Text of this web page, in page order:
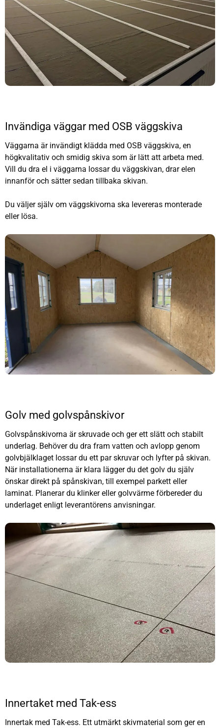
Invändiga väggar med OSB väggskiva
Väggarna är invändigt klädda med OSB väggskiva, en
högkvalitativ och smidig skiva som är lätt att arbeta med.
Vill du dra el i väggarna lossar du väggskivan, drar elen
innanför och sätter sedan tillbaka skivan.
Du väljer själv om väggskivorna ska levereras monterade
eller lösa.
Golv med golvspånskivor
Golvspånskivorna är skruvade och ger ett slätt och stabilt
underlag. Behöver du dra fram vatten och avlopp genom
golvbjälklaget lossar du ett par skruvar och lyfter på skivan.
När installationerna är klara lägger du det golv du själv
önskar direkt på spånskivan, till exempel parkett eller
laminat. Planerar du klinker eller golvvärme förbereder du
underlaget enligt leverantörens anvisningar.
Innertaket med Tak-ess
Innertak med Tak-ess. Ett utmärkt skivmaterial som ger en